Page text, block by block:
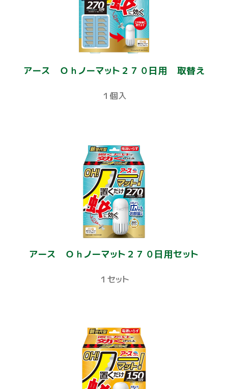
アース Ｏｈノーマット２７０日用 取替え
１個入
アース Ｏｈノーマット２７０日用セット
１セット